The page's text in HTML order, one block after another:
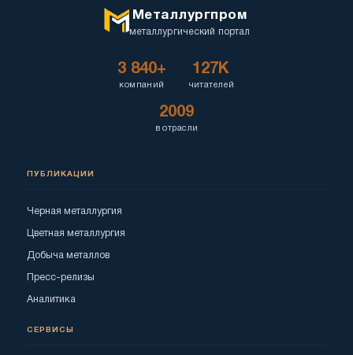
Металлургпром
металлургический портал
3 840+
компаний
127K
читателей
2009
в отрасли
ПУБЛИКАЦИИ
Черная металлургия
Цветная металлургия
Добыча металлов
Пресс-релизы
Аналитика
СЕРВИСЫ